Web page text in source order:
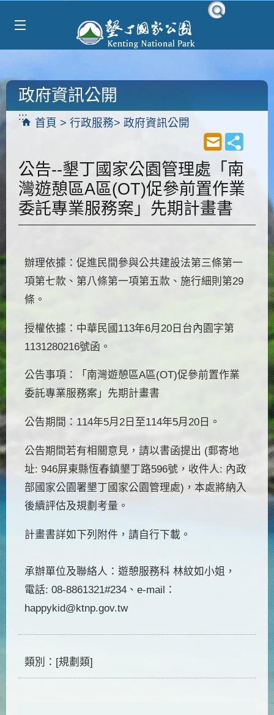
:::
首頁 行政服務 政府資訊公開
政府資訊公開
公告--墾丁國家公園管理處「南
灣遊憩區A區(OT)促參前置作業
委託專業服務案」先期計畫書
辦理依據：促進民間參與公共建設法第三條第一
項第七款、第八條第一項第五款、施行細則第29
條。
授權依據：中華民國113年6月20日台內園字第
1131280216號函。
公告事項：「南灣遊憩區A區(OT)促參前置作業
委託專業服務案」先期計畫書
公告期間：114年5月2日至114年5月20日。
公告期間若有相關意見，請以書函提出 (郵寄地
址: 946屏東縣恆春鎮墾丁路596號，收件人: 內政
部國家公園署墾丁國家公園管理處)，本處將納入
後續評估及規劃考量。
計畫書詳如下列附件，請自行下載。
承辦單位及聯絡人：遊憩服務科 林紋如小姐，
電話: 08-8861321#234、e-mail：
happykid@ktnp.gov.tw
類別：[規劃類]